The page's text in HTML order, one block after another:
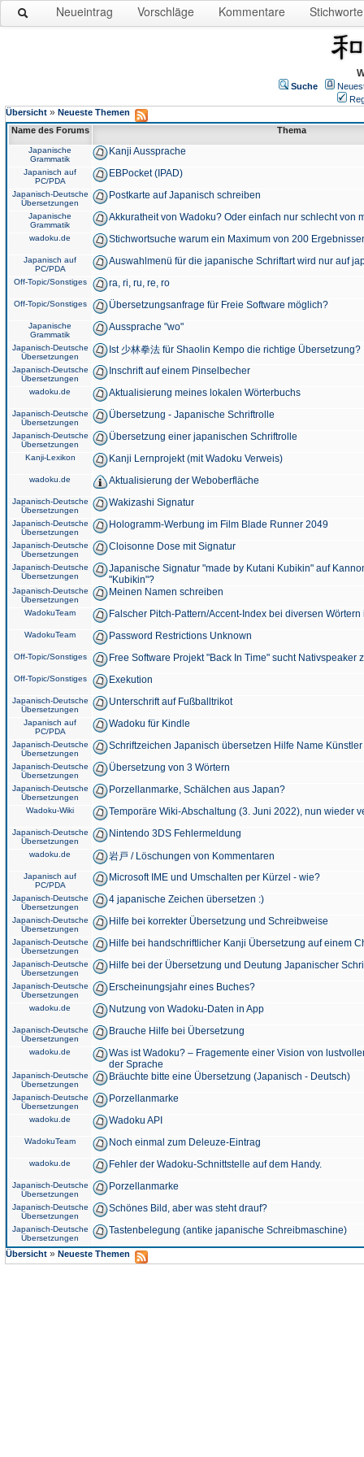
Neueintrag Vorschläge Kommentare Stichworte
Suche
Übersicht » Neueste Themen
Name des Forums
Thema
Japanische
Grammatik
Kanji Aussprache
Japanisch auf
PC/PDA
EBPocket (IPAD)
Japanisch-Deutsche
Übersetzungen
Postkarte auf Japanisch schreiben
Japanische
Grammatik
Akkuratheit von Wadoku? Oder einfach nur schlecht von
wadoku.de Stichwortsuche warum ein Maximum von 200
Japanisch auf
PC/PDA
Auswahlmenü für die japanische Schriftart wird nur auf
Off-Topic/Sonstiges ra, ri, ru, re, ro
Off-Topic/Sonstiges Übersetzungsanfrage für Freie Software möglich?
Japanische
Grammatik
Aussprache "wo"
Japanisch-Deutsche
Übersetzungen
Ist 少林拳法 für Shaolin Kempo die richtige Übersetzung?
Japanisch-Deutsche
Übersetzungen
Inschrift auf einem Pinselbecher
wadoku.de Aktualisierung meines lokalen Wörterbuchs
Japanisch-Deutsche
Übersetzungen
Übersetzung - Japanische Schriftrolle
Japanisch-Deutsche
Übersetzungen
Übersetzung einer japanischen Schriftrolle
Kanji-Lexikon Kanji Lernprojekt (mit Wadoku Verweis)
wadoku.de Aktualisierung der Weboberfläche
Japanisch-Deutsche
Übersetzungen
Wakizashi Signatur
Japanisch-Deutsche
Übersetzungen
Hologramm-Werbung im Film Blade Runner 2049
Japanisch-Deutsche
Übersetzungen
Cloisonne Dose mit Signatur
Japanisch-Deutsche
Übersetzungen
Japanische Signatur "made by Kutani Kubikin" auf
"Kubikin"?
Japanisch-Deutsche
Übersetzungen
Meinen Namen schreiben
WadokuTeam Falscher Pitch-Pattern/Accent-Index bei diversen
WadokuTeam Password Restrictions Unknown
Off-Topic/Sonstiges Free Software Projekt "Back In Time" sucht Nativspeaker
Off-Topic/Sonstiges Exekution
Japanisch-Deutsche
Übersetzungen
Unterschrift auf Fußballtrikot
Japanisch auf
PC/PDA
Wadoku für Kindle
Japanisch-Deutsche
Übersetzungen
Schriftzeichen Japanisch übersetzen Hilfe Name
Japanisch-Deutsche
Übersetzungen
Übersetzung von 3 Wörtern
Japanisch-Deutsche
Übersetzungen
Porzellanmarke, Schälchen aus Japan?
Wadoku-Wiki Temporäre Wiki-Abschaltung (3. Juni 2022), nun wieder
Japanisch-Deutsche
Übersetzungen
Nintendo 3DS Fehlermeldung
wadoku.de 岩戸 / Löschungen von Kommentaren
Japanisch auf
PC/PDA
Microsoft IME und Umschalten per Kürzel - wie?
Japanisch-Deutsche
Übersetzungen
4 japanische Zeichen übersetzen :)
Japanisch-Deutsche
Übersetzungen
Hilfe bei korrekter Übersetzung und Schreibweise
Japanisch-Deutsche
Übersetzungen
Hilfe bei handschriftlicher Kanji Übersetzung auf einem
Japanisch-Deutsche
Übersetzungen
Hilfe bei der Übersetzung und Deutung Japanischer
Japanisch-Deutsche
Übersetzungen
Erscheinungsjahr eines Buches?
wadoku.de Nutzung von Wadoku-Daten in App
Japanisch-Deutsche
Übersetzungen
Brauche Hilfe bei Übersetzung
wadoku.de
Was ist Wadoku? – Fragemente einer Vision von
der Sprache
Japanisch-Deutsche
Übersetzungen
Bräuchte bitte eine Übersetzung (Japanisch - Deutsch)
Japanisch-Deutsche
Übersetzungen
Porzellanmarke
wadoku.de Wadoku API
WadokuTeam Noch einmal zum Deleuze-Eintrag
wadoku.de Fehler der Wadoku-Schnittstelle auf dem Handy.
Japanisch-Deutsche
Übersetzungen
Porzellanmarke
Japanisch-Deutsche
Übersetzungen
Schönes Bild, aber was steht drauf?
Japanisch-Deutsche
Übersetzungen
Tastenbelegung (antike japanische Schreibmaschine)
Übersicht » Neueste Themen